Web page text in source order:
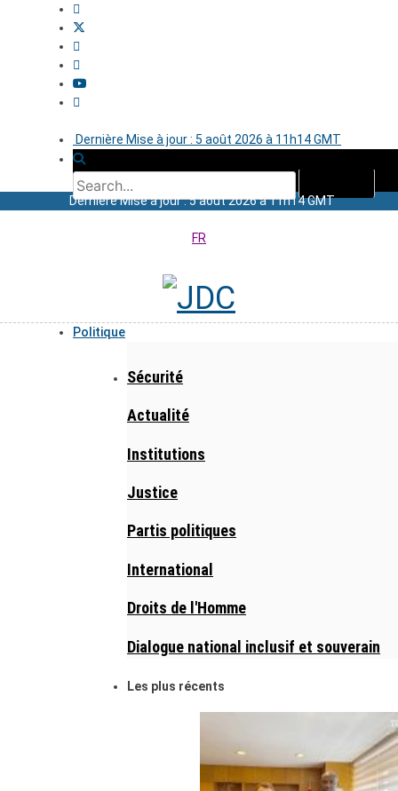
Dernière Mise à jour : 5 août 2026 à 11h14 GMT
Dernière Mise à jour : 5 août 2026 à 11h14 GMT
FR
Politique
Sécurité
Actualité
Institutions
Justice
Partis politiques
International
Droits de l'Homme
Dialogue national inclusif et souverain
Les plus récents